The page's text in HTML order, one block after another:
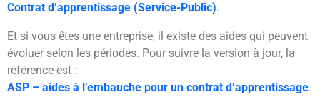
Contrat d’apprentissage (Service-Public).
Et si vous êtes une entreprise, il existe des aides qui peuvent
évoluer selon les périodes. Pour suivre la version à jour, la
référence est :
ASP – aides à l’embauche pour un contrat d’apprentissage.